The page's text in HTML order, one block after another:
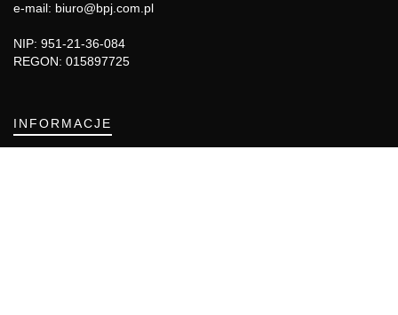
e-mail: biuro@bpj.com.pl
NIP: 951-21-36-084
REGON: 015897725
INFORMACJE